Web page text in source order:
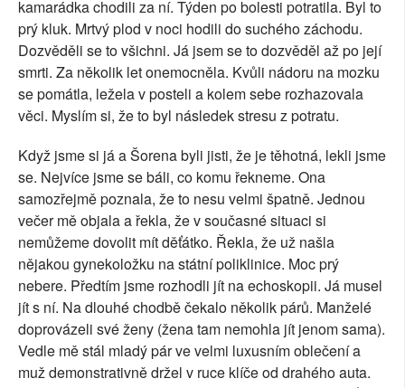
kamarádka chodili za ní. Týden po bolesti potratila. Byl to
prý kluk. Mrtvý plod v noci hodili do suchého záchodu.
Dozvěděli se to všichni. Já jsem se to dozvěděl až po její
smrti. Za několik let onemocněla. Kvůli nádoru na mozku
se pomátla, ležela v posteli a kolem sebe rozhazovala
věci. Myslím si, že to byl následek stresu z potratu.
Když jsme si já a Šorena byli jisti, že je těhotná, lekli jsme
se. Nejvíce jsme se báli, co komu řekneme. Ona
samozřejmě poznala, že to nesu velmi špatně. Jednou
večer mě objala a řekla, že v současné situaci si
nemůžeme dovolit mít děťátko. Řekla, že už našla
nějakou gynekoložku na státní poliklinice. Moc prý
nebere. Předtím jsme rozhodli jít na echoskopii. Já musel
jít s ní. Na dlouhé chodbě čekalo několik párů. Manželé
doprovázeli své ženy (žena tam nemohla jít jenom sama).
Vedle mě stál mladý pár ve velmi luxusním oblečení a
muž demonstrativně držel v ruce klíče od drahého auta.